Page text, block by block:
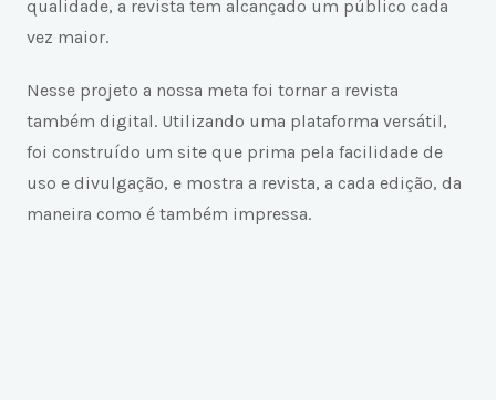
qualidade, a revista tem alcançado um público cada
vez maior.
Nesse projeto a nossa meta foi tornar a revista
também digital. Utilizando uma plataforma versátil,
foi construído um site que prima pela facilidade de
uso e divulgação, e mostra a revista, a cada edição, da
maneira como é também impressa.